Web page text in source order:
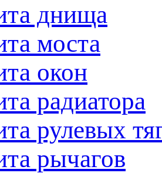
днища
моста
окон
радиатора
рулевых
рычагов